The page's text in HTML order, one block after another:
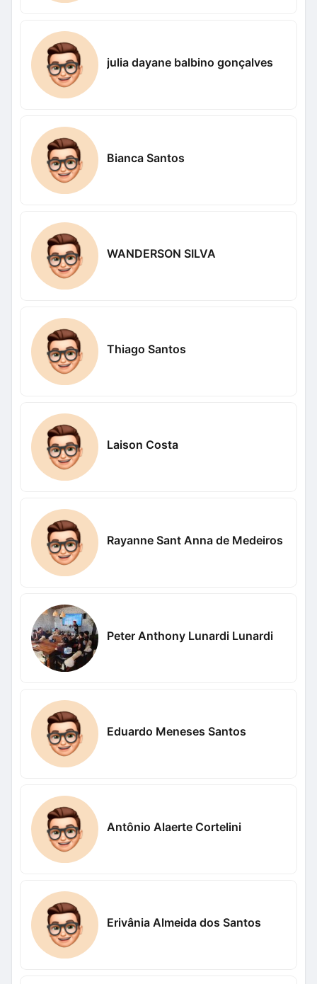
julia dayane balbino gonçalves
Bianca Santos
WANDERSON SILVA
Thiago Santos
Laison Costa
Rayanne Sant Anna de Medeiros
Peter Anthony Lunardi Lunardi
Eduardo Meneses Santos
Antônio Alaerte Cortelini
Erivânia Almeida dos Santos